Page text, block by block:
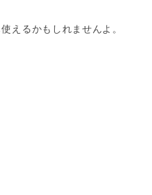
えるかもしれませんよ。